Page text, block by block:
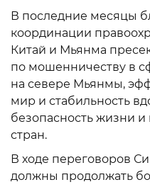
В последние месяцы
координации
Китай и Мьянма
по мошенничеству в
на севере Мьянмы,
мир и стабильность
безопасность жизни
стран.
В ходе переговоров
должны продолжать